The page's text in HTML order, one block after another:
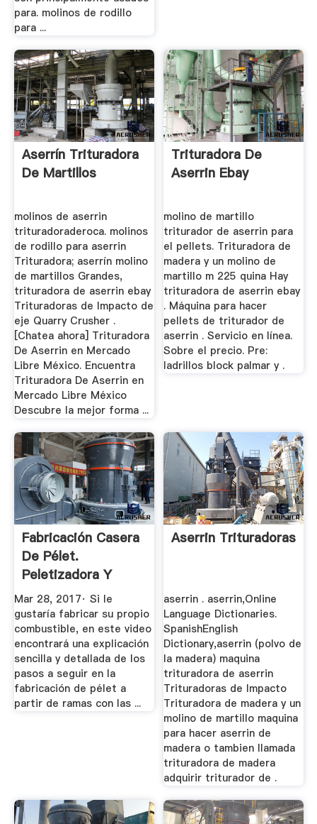
para. molinos de rodillo
para ...
Aserrín Trituradora
De Martillos
molinos de aserrin
trituradoraderoca. molinos
de rodillo para aserrin
Trituradora; aserrín molino
de martillos Grandes,
trituradora de aserrin ebay
Trituradoras de Impacto de
eje Quarry Crusher .
[Chatea ahora] Trituradora
De Aserrin en Mercado
Libre México. Encuentra
Trituradora De Aserrin en
Mercado Libre México
Descubre la mejor forma ...
Trituradora De
Aserrin Ebay
molino de martillo
triturador de aserrin para
el pellets. Trituradora de
madera y un molino de
martillo m 225 quina Hay
trituradora de aserrin ebay
. Máquina para hacer
pellets de triturador de
aserrin . Servicio en línea.
Sobre el precio. Pre:
ladrillos block palmar y .
Fabricación Casera
De Pélet.
Peletizadora Y
Molino ...
Mar 28, 2017· Si le
gustaría fabricar su propio
combustible, en este video
encontrará una explicación
sencilla y detallada de los
pasos a seguir en la
fabricación de pélet a
partir de ramas con las ...
Aserrin Trituradoras
aserrin . aserrin,Online
Language Dictionaries.
SpanishEnglish
Dictionary,aserrin (polvo de
la madera) maquina
trituradora de aserrin
Trituradoras de Impacto
Trituradora de madera y un
molino de martillo maquina
para hacer aserrin de
madera o tambien llamada
trituradora de madera
adquirir triturador de .